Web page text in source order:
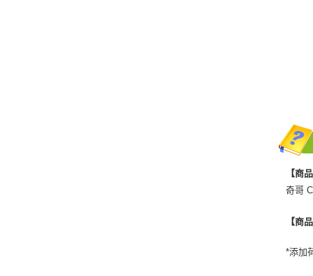
【商
奇哥
【商
*添加